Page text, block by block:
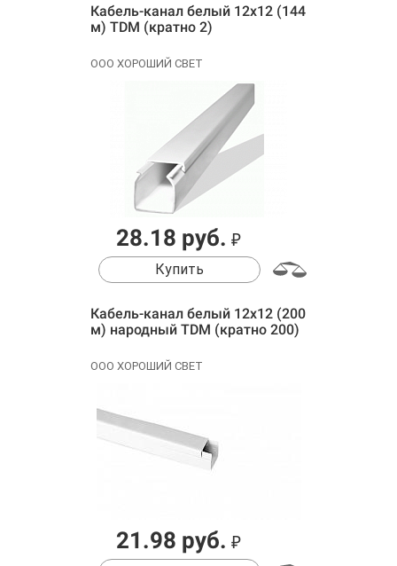
Кабель-канал белый 12х12 (144
м) TDM (кратно 2)
ООО ХОРОШИЙ СВЕТ
28.18 руб. ₽
Купить
Кабель-канал белый 12х12 (200
м) народный TDM (кратно 200)
ООО ХОРОШИЙ СВЕТ
21.98 руб. ₽